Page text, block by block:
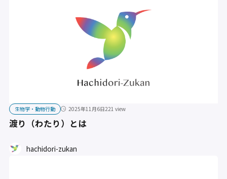
生物学・動物行動 2025年11月6日221 view
渡り（わたり）とは
hachidori-zukan